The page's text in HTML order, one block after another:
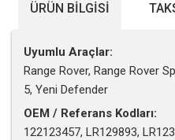
ÜRÜN BILGISI
Uyumlu Araçlar:
Range Rover, Range Rover
5, Yeni Defender
OEM / Referans Kodları:
122123457, LR129893,